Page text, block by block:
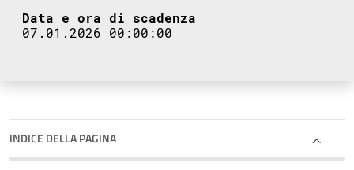
Data e ora di scadenza
07.01.2026 00:00:00
INDICE DELLA PAGINA